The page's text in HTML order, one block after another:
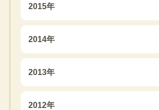
2015年
2014年
2013年
2012年